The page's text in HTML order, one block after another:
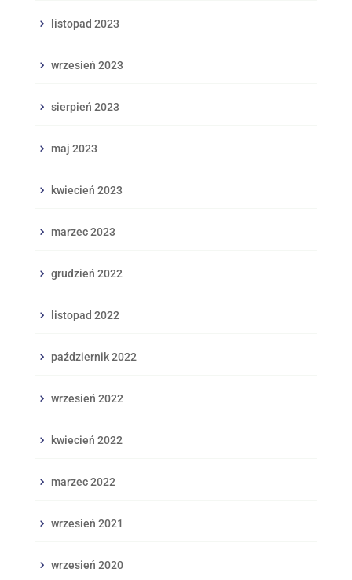
listopad 2023
wrzesień 2023
sierpień 2023
maj 2023
kwiecień 2023
marzec 2023
grudzień 2022
listopad 2022
październik 2022
wrzesień 2022
kwiecień 2022
marzec 2022
wrzesień 2021
wrzesień 2020